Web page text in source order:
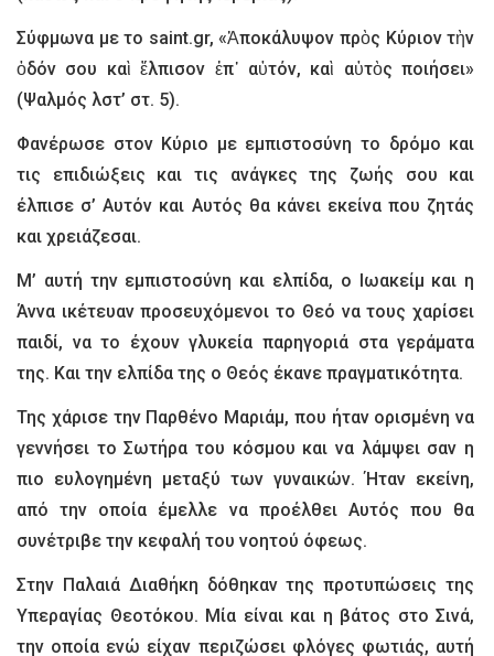
Σύφμωνα με το saint.gr, «Ἀποκάλυψον πρὸς Κύριον τὴν
ὁδόν σου καὶ ἔλπισον ἐπ᾿ αὐτόν, καὶ αὐτὸς ποιήσει»
(Ψαλμός λστ’ στ. 5).
Φανέρωσε στον Κύριο με εμπιστοσύνη το δρόμο και
τις επιδιώξεις και τις ανάγκες της ζωής σου και
έλπισε σ’ Αυτόν και Αυτός θα κάνει εκείνα που ζητάς
και χρειάζεσαι.
Μ’ αυτή την εμπιστοσύνη και ελπίδα, ο Ιωακείμ και η
Άννα ικέτευαν προσευχόμενοι το Θεό να τους χαρίσει
παιδί, να το έχουν γλυκεία παρηγοριά στα γεράματα
της. Και την ελπίδα της ο Θεός έκανε πραγματικότητα.
Της χάρισε την Παρθένο Μαριάμ, που ήταν ορισμένη να
γεννήσει το Σωτήρα του κόσμου και να λάμψει σαν η
πιο ευλογημένη μεταξύ των γυναικών. Ήταν εκείνη,
από την οποία έμελλε να προέλθει Αυτός που θα
συνέτριβε την κεφαλή του νοητού όφεως.
Στην Παλαιά Διαθήκη δόθηκαν της προτυπώσεις της
Υπεραγίας Θεοτόκου. Μία είναι και η βάτος στο Σινά,
την οποία ενώ είχαν περιζώσει φλόγες φωτιάς, αυτή